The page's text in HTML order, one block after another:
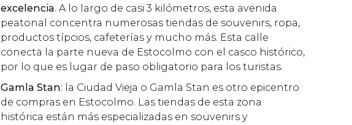
excelencia. A lo largo de casi 3 kilómetros, esta avenida
peatonal concentra numerosas tiendas de souvenirs, ropa,
productos típcios, cafeterías y mucho más. Esta calle
conecta la parte nueva de Estocolmo con el casco histórico,
por lo que es lugar de paso obligatorio para los turistas.
Gamla Stan: la Ciudad Vieja o Gamla Stan es otro epicentro
de compras en Estocolmo. Las tiendas de esta zona
histórica están más especializadas en souvenirs y